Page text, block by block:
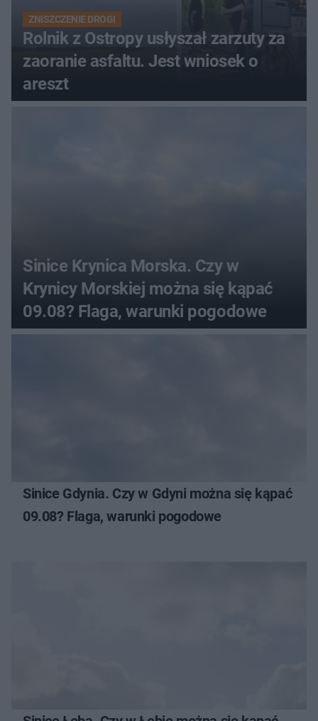
ZNISZCZENIE DROGI
Rolnik z Ostropy usłyszał zarzuty za
zaoranie asfaltu. Jest wniosek o
areszt
Sinice Krynica Morska. Czy w
Krynicy Morskiej można się kąpać
09.08? Flaga, warunki pogodowe
Sinice Gdynia. Czy w Gdyni można się kąpać
09.08? Flaga, warunki pogodowe